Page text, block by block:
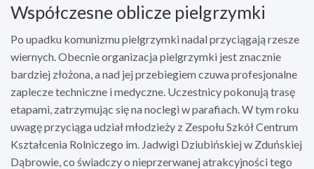
Współczesne oblicze pielgrzymki
Po upadku komunizmu pielgrzymki nadal przyciągają rzesze
wiernych. Obecnie organizacja pielgrzymki jest znacznie
bardziej złożona, a nad jej przebiegiem czuwa profesjonalne
zaplecze techniczne i medyczne. Uczestnicy pokonują trasę
etapami, zatrzymując się na noclegi w parafiach. W tym roku
uwagę przyciąga udział młodzieży z Zespołu Szkół Centrum
Kształcenia Rolniczego im. Jadwigi Dziubińskiej w Zduńskiej
Dąbrowie, co świadczy o nieprzerwanej atrakcyjności tego